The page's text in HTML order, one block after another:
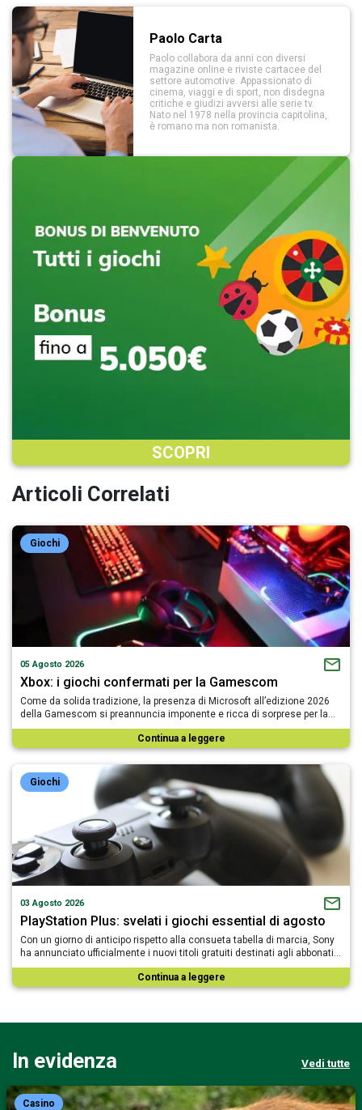
Paolo Carta
Paolo collabora da anni con diversi
magazine online e riviste cartacee del
settore automotive. Appassionato di
cinema, viaggi e di sport, non disdegna
critiche e giudizi avversi alle serie tv.
Nato nel 1978 nella provincia capitolina,
è romano ma non romanista.
SCOPRI
Articoli Correlati
Giochi
05 Agosto 2026
Xbox: i giochi confermati per la Gamescom
Come da solida tradizione, la presenza di Microsoft all’edizione 2026
della Gamescom si preannuncia imponente e ricca di sorprese per la…
Continua a leggere
Giochi
03 Agosto 2026
PlayStation Plus: svelati i giochi essential di agosto
Con un giorno di anticipo rispetto alla consueta tabella di marcia, Sony
ha annunciato ufficialmente i nuovi titoli gratuiti destinati agli abbonati…
Continua a leggere
In evidenza Vedi tutte
Casino